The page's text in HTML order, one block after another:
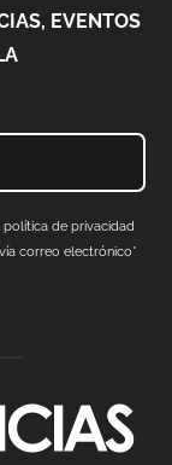
EVENTOS
política de privacidad
correo electrónico*